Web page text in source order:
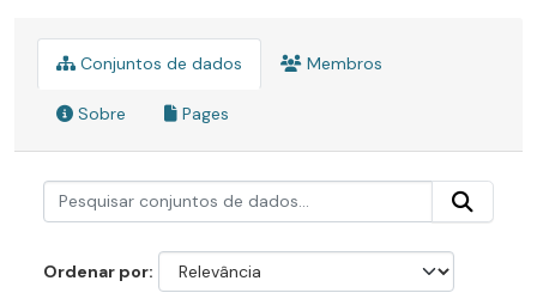
Conjuntos de dados Membros
Sobre Pages
Ordenar por